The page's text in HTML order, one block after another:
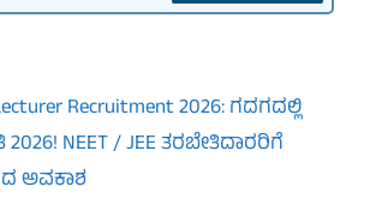
Recruitment 2026: ಗದಗದಲ್ಲಿ
NEET / JEE ತರಬೇತಿದಾರರಿಗೆ
ಅವಕಾಶ